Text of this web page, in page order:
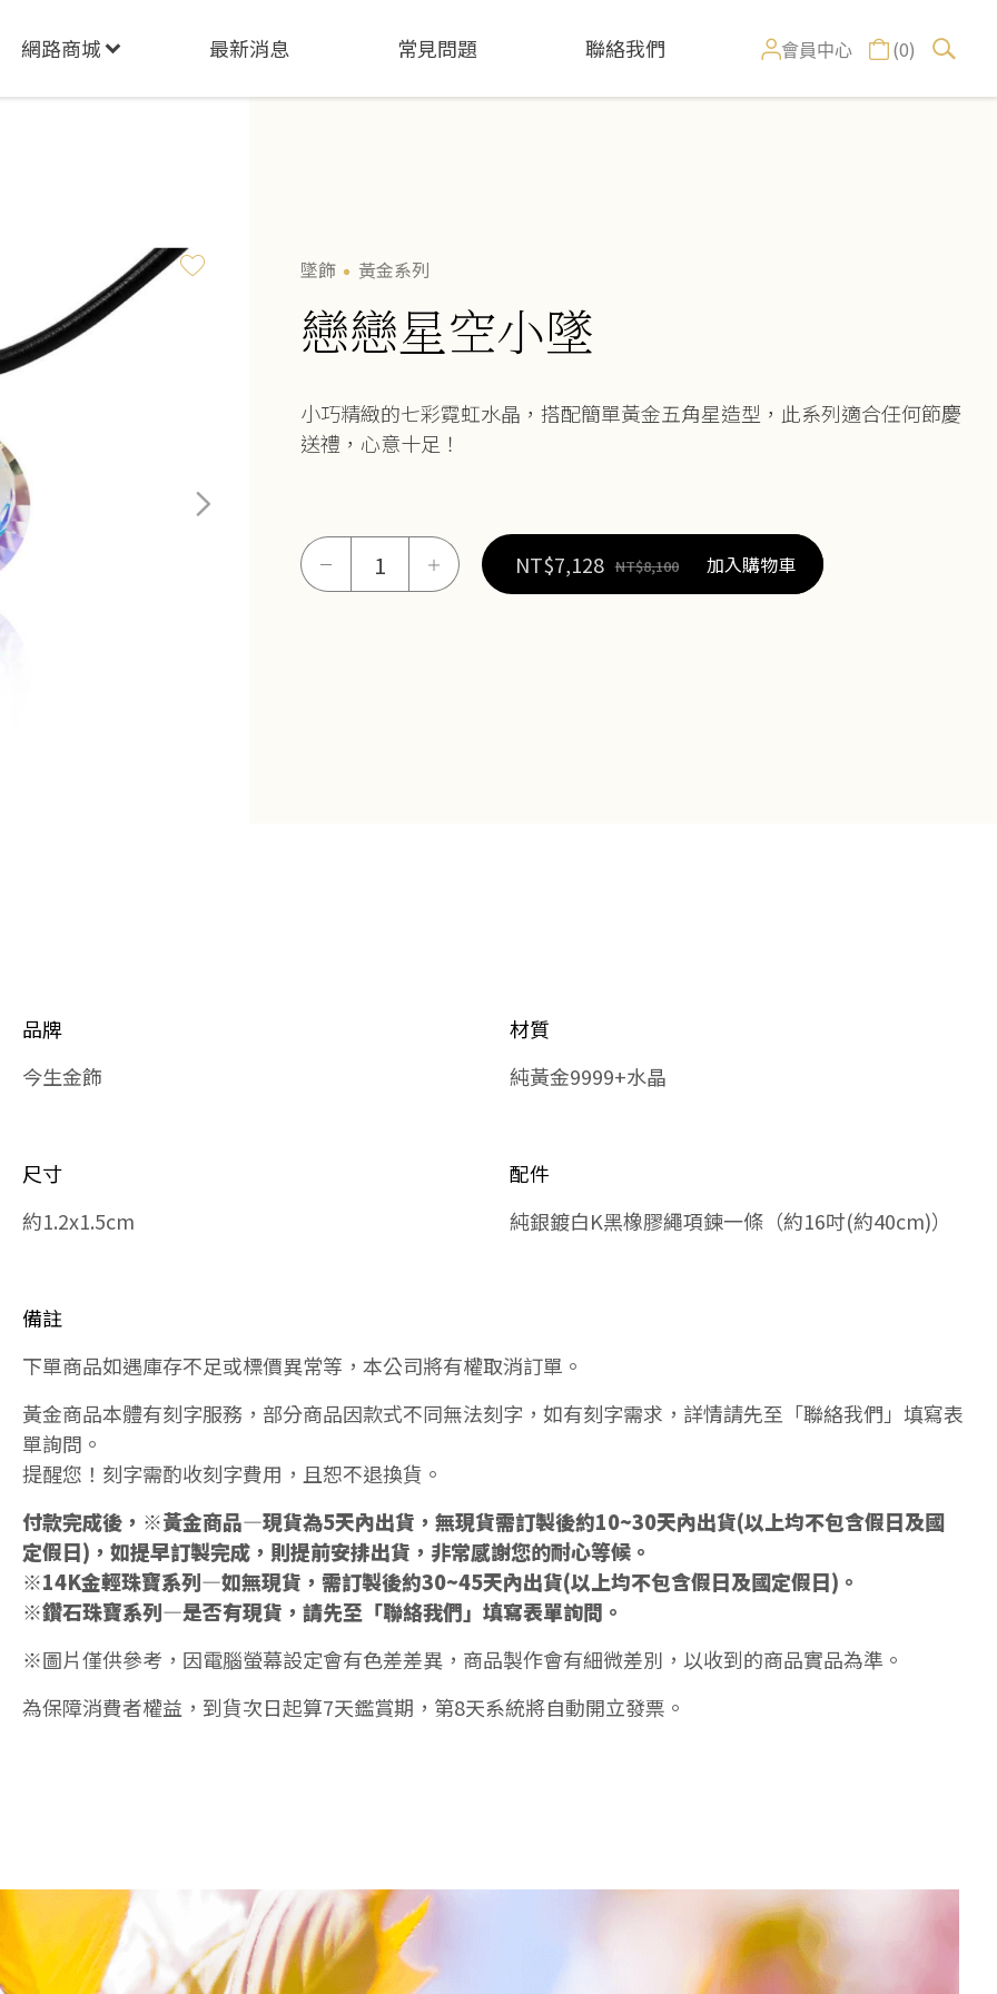
網路商城 最新消息 常見問題 聯絡我們 會員中心 (0)
墜飾 黃金系列
戀戀星空小墜
小巧精緻的七彩霓虹水晶，搭配簡單黃金五角星造型，此系列適合任何節慶
送禮，心意十足！
－ ＋ NT$7,128 NT$8,100 加入購物車
品牌
今生金飾
材質
純黃金9999+水晶
尺寸
約1.2x1.5cm
配件
純銀鍍白K黑橡膠繩項鍊一條（約16吋(約40cm)）
備註
下單商品如遇庫存不足或標價異常等，本公司將有權取消訂單。
黃金商品本體有刻字服務，部分商品因款式不同無法刻字，如有刻字需求，詳情請先至「聯絡我們」填寫表
單詢問。
提醒您！刻字需酌收刻字費用，且恕不退換貨。
付款完成後，※黃金商品—現貨為5天內出貨，無現貨需訂製後約10~30天內出貨(以上均不包含假日及國
定假日)，如提早訂製完成，則提前安排出貨，非常感謝您的耐心等候。
※14K金輕珠寶系列—如無現貨，需訂製後約30~45天內出貨(以上均不包含假日及國定假日)。
※鑽石珠寶系列—是否有現貨，請先至「聯絡我們」填寫表單詢問。
※圖片僅供參考，因電腦螢幕設定會有色差差異，商品製作會有細微差別，以收到的商品實品為準。
為保障消費者權益，到貨次日起算7天鑑賞期，第8天系統將自動開立發票。